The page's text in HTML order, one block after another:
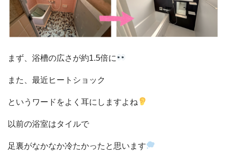
まず、浴槽の広さが約1.5倍に
また、最近ヒートショック
というワードをよく耳にしますよね
以前の浴室はタイルで
足裏がなかなか冷たかったと思います